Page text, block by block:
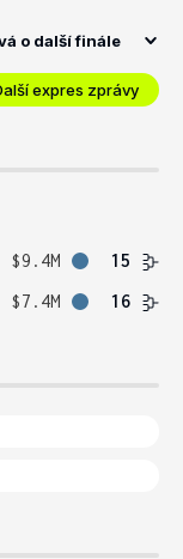
o další finále
expres zprávy
$9.4M
15
$7.4M 16